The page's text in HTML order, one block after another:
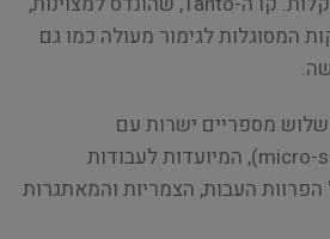
המסוגלות לגימור מעולה כמו גם
מספריים ישרות עם
מיקרו-שינון* (micro-serration), המיועדות לעבודות
העבות, הצמריות והמאתגרות